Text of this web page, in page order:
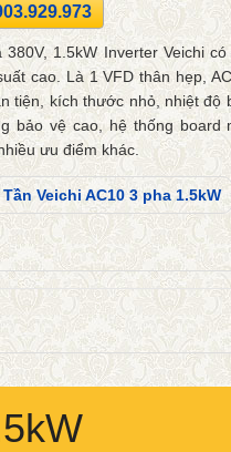
380V, 1.5kW Inverter Veichi
cao. Là 1 VFD thân hẹp,
tiện, kích thước nhỏ, nhiệt độ
bảo vệ cao, hệ thống board
ưu điểm khác.
Veichi AC10 3 pha 1.5kW